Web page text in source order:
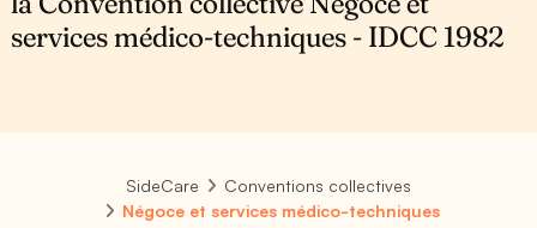
services médico-techniques - IDCC 1982
SideCare
Conventions collectives
Négoce et services médico-techniques